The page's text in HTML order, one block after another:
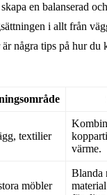
en balanserad
i allt från
några tips på hur du
textilier
värme.
möbler
Blanda